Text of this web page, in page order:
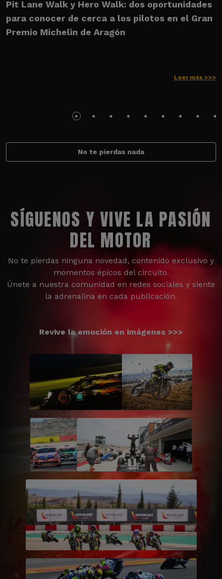
Pit Lane Walk y Hero Walk: dos oportunidades
para conocer de cerca a los pilotos en el Gran
Premio Michelin de Aragón
Leer más >>>
No te pierdas nada
SÍGUENOS Y VIVE LA PASIÓN
DEL MOTOR
No te pierdas ninguna novedad, contenido exclusivo y
momentos épicos del circuito.
Únete a nuestra comunidad en redes sociales y siente
la adrenalina en cada publicación.
Revive la emoción en imágenes >>>